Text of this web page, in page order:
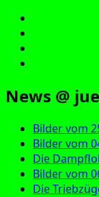
News @
Bilder vom
Bilder vom
Die
Bilder vom
Die